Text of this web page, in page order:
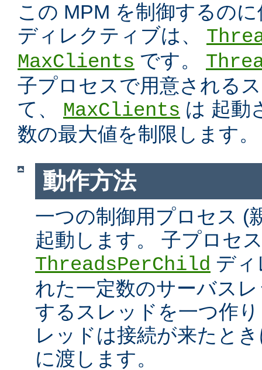
この MPM を制御するの
ディレクティブは、
MaxClients です。
子プロセスで用意される
て、 MaxClients は 起動
数の最大値を制限します。
動作方法
一つの制御用プロセス (
起動します。 子プロセ
ThreadsPerChild デ
れた一定数のサーバス
するスレッドを一つ作
レッドは接続が来たと
に渡します。